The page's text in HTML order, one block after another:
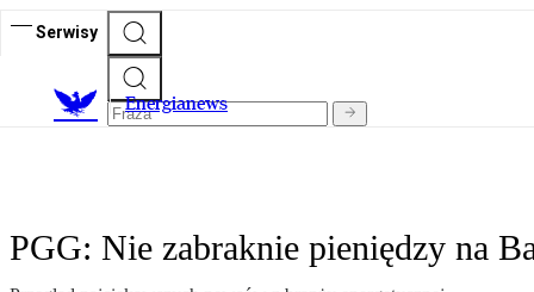
Serwisy
Energianews
PGG: Nie zabraknie pieniędzy na